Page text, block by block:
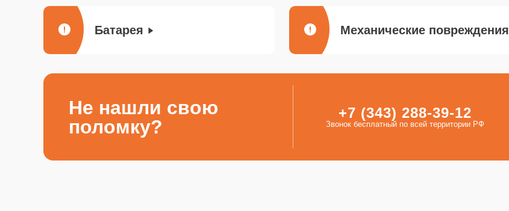
Батарея Механические повреждения
Не нашли свою
поломку?
+7 (343) 288-39-12
Звонок бесплатный по всей территории РФ